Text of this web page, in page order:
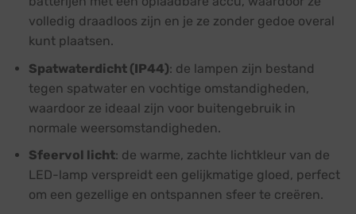
volledig draadloos zijn en je ze zonder gedoe overal
kunt plaatsen.
Spatwaterdicht (IP44): de lampen zijn bestand
tegen spatwater en vochtige omstandigheden,
waardoor ze ideaal zijn voor buitengebruik in
normale weersomstandigheden.
Sfeervol licht: de warme, zachte lichtkleur van de
LED-lamp verspreidt een gelijkmatige gloed, perfect
om een gezellige en ontspannen sfeer te creëren.